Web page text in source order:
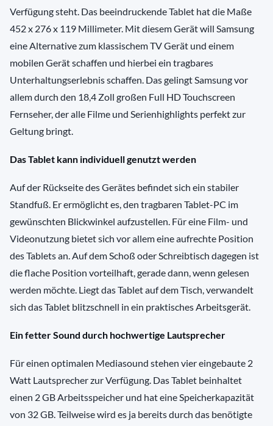
Verfügung steht. Das beeindruckende Tablet hat die Maße
452 x 276 x 119 Millimeter. Mit diesem Gerät will Samsung
eine Alternative zum klassischem TV Gerät und einem
mobilen Gerät schaffen und hierbei ein tragbares
Unterhaltungserlebnis schaffen. Das gelingt Samsung vor
allem durch den 18,4 Zoll großen Full HD Touchscreen
Fernseher, der alle Filme und Serienhighlights perfekt zur
Geltung bringt.
Das Tablet kann individuell genutzt werden
Auf der Rückseite des Gerätes befindet sich ein stabiler
Standfuß. Er ermöglicht es, den tragbaren Tablet-PC im
gewünschten Blickwinkel aufzustellen. Für eine Film- und
Videonutzung bietet sich vor allem eine aufrechte Position
des Tablets an. Auf dem Schoß oder Schreibtisch dagegen ist
die flache Position vorteilhaft, gerade dann, wenn gelesen
werden möchte. Liegt das Tablet auf dem Tisch, verwandelt
sich das Tablet blitzschnell in ein praktisches Arbeitsgerät.
Ein fetter Sound durch hochwertige Lautsprecher
Für einen optimalen Mediasound stehen vier eingebaute 2
Watt Lautsprecher zur Verfügung. Das Tablet beinhaltet
einen 2 GB Arbeitsspeicher und hat eine Speicherkapazität
von 32 GB. Teilweise wird es ja bereits durch das benötigte